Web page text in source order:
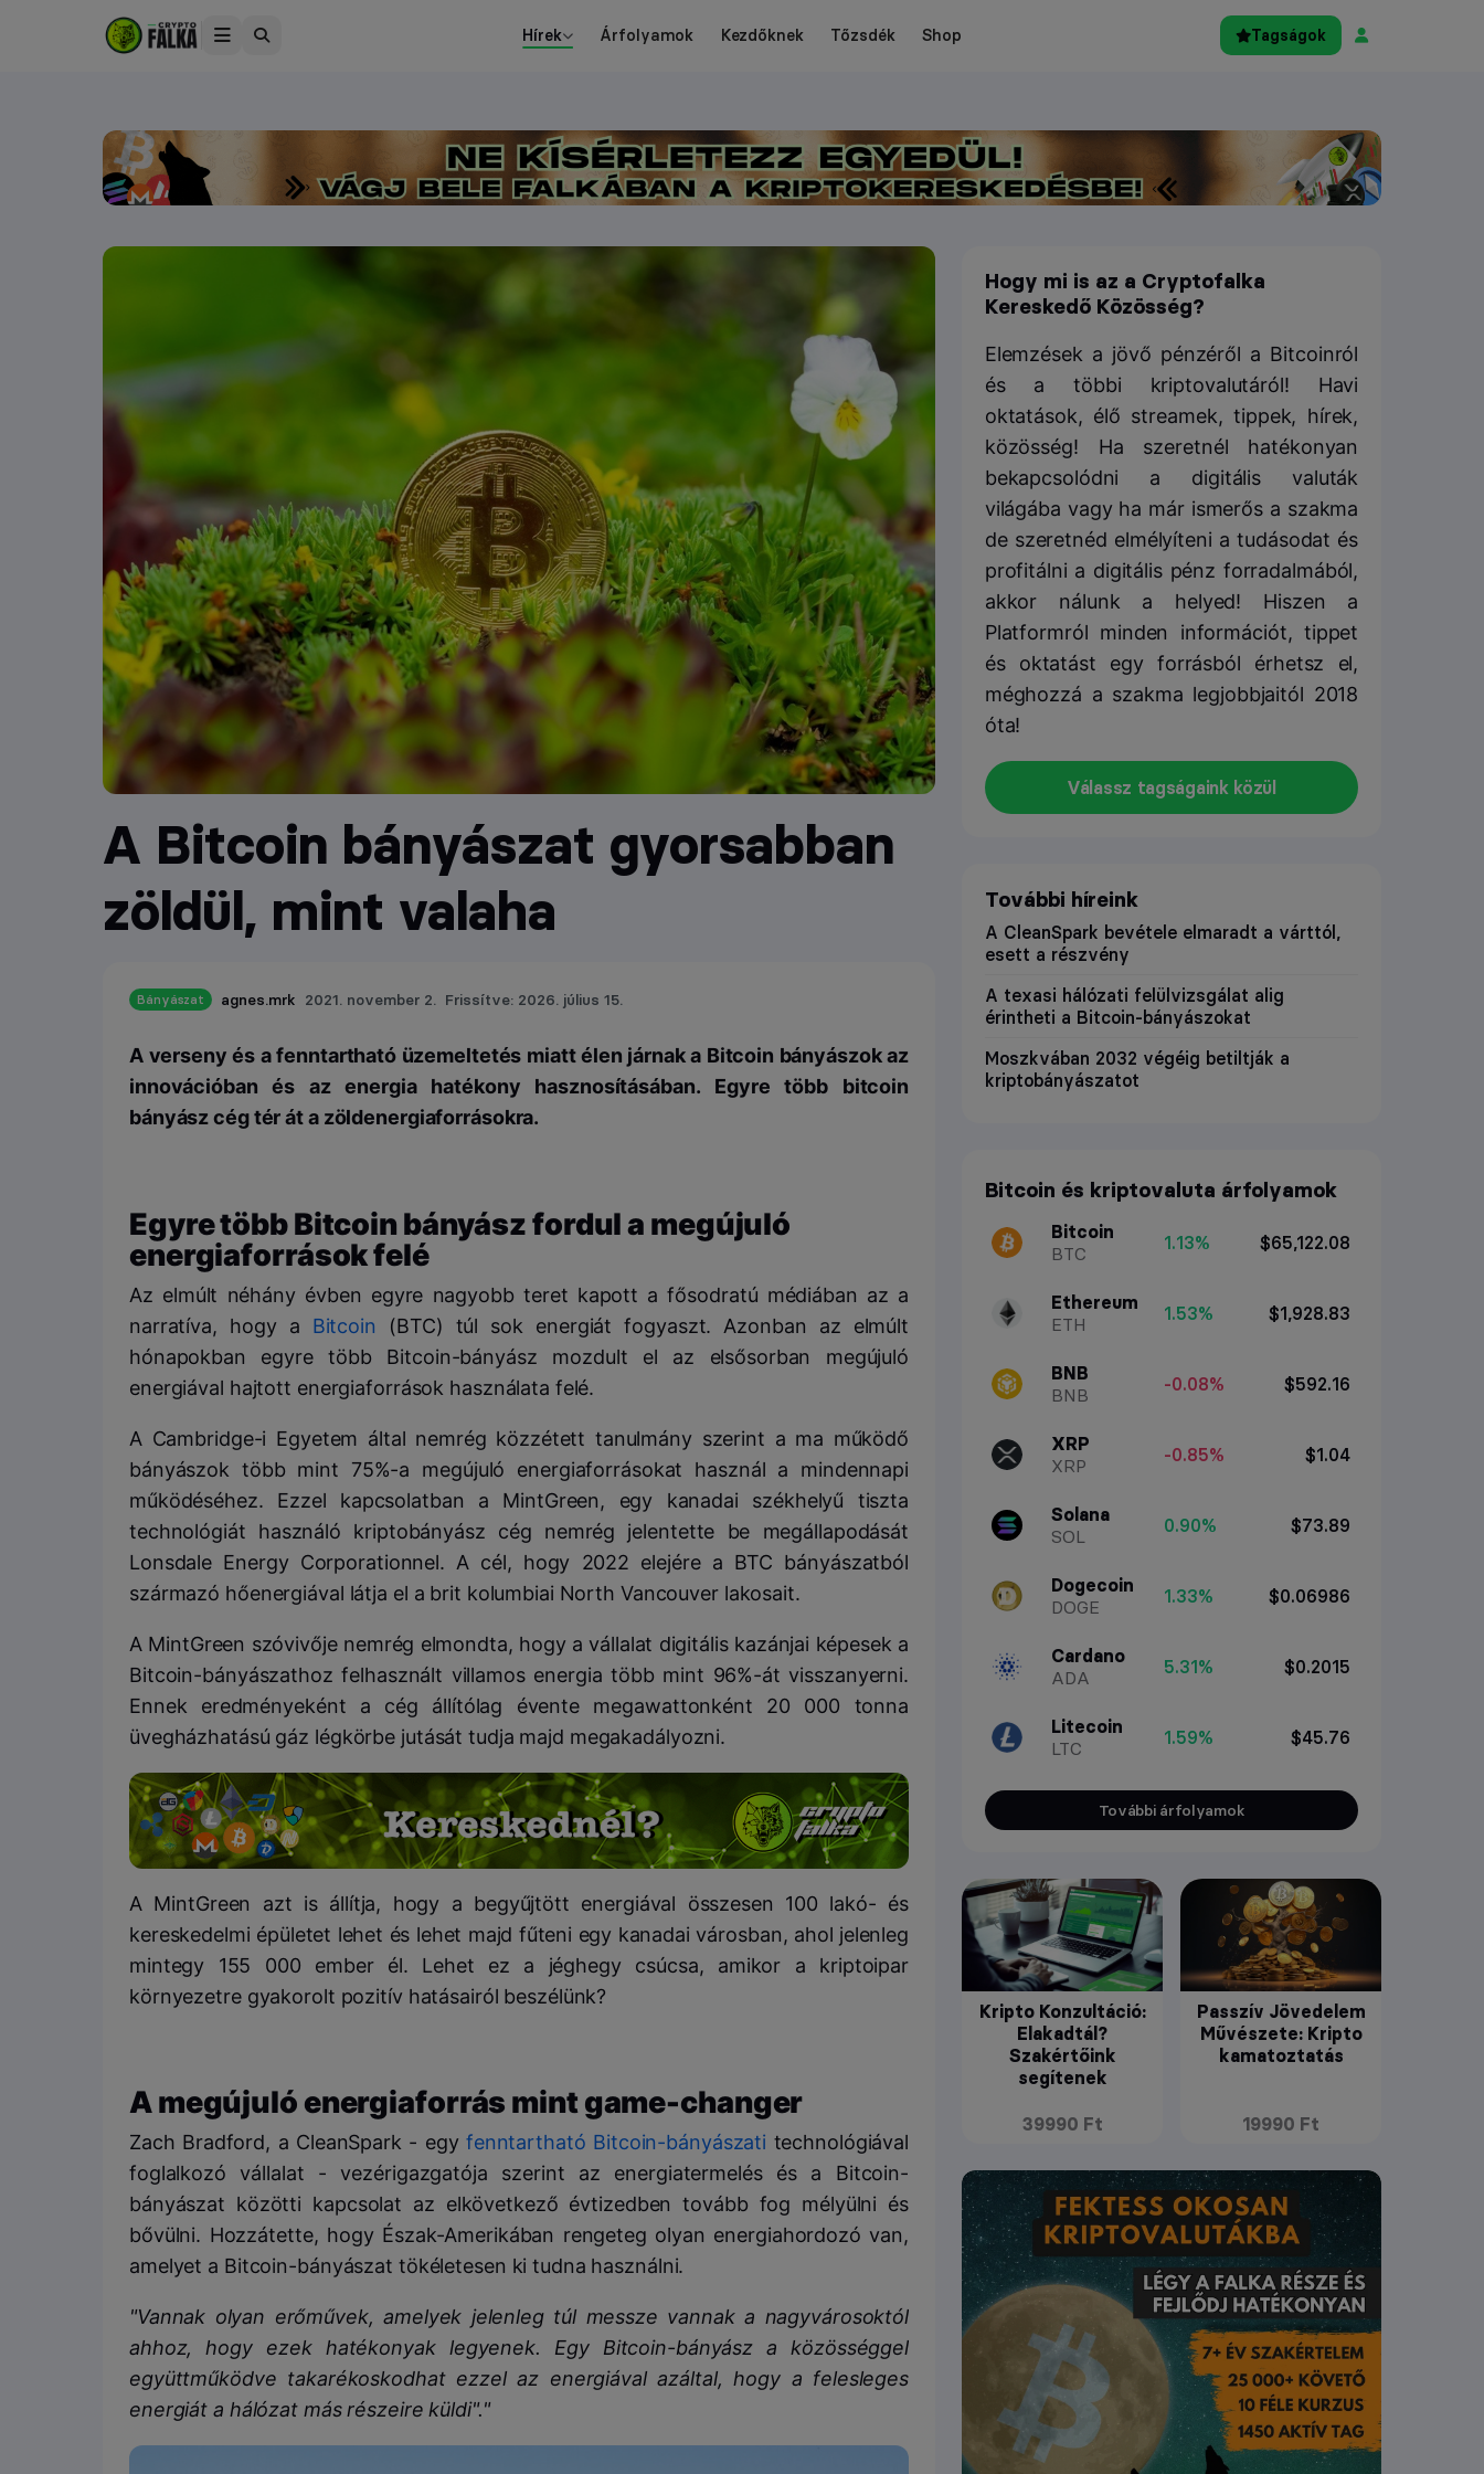
Hírek Árfolyamok Kezdőknek Tőzsdék Shop Tagságok
A Bitcoin bányászat gyorsabban
zöldül, mint valaha
Bányászat agnes.mrk 2021. november 2. Frissítve: 2026. július 15.
A verseny és a fenntartható üzemeltetés miatt élen járnak a Bitcoin bányászok az
innovációban és az energia hatékony hasznosításában. Egyre több bitcoin
bányász cég tér át a zöldenergiaforrásokra.
Egyre több Bitcoin bányász fordul a megújuló
energiaforrások felé
Az elmúlt néhány évben egyre nagyobb teret kapott a fősodratú médiában az a
narratíva, hogy a Bitcoin (BTC) túl sok energiát fogyaszt. Azonban az elmúlt
hónapokban egyre több Bitcoin-bányász mozdult el az elsősorban megújuló
energiával hajtott energiaforrások használata felé.
A Cambridge-i Egyetem által nemrég közzétett tanulmány szerint a ma működő
bányászok több mint 75%-a megújuló energiaforrásokat használ a mindennapi
működéséhez. Ezzel kapcsolatban a MintGreen, egy kanadai székhelyű tiszta
technológiát használó kriptobányász cég nemrég jelentette be megállapodását
Lonsdale Energy Corporationnel. A cél, hogy 2022 elejére a BTC bányászatból
származó hőenergiával látja el a brit kolumbiai North Vancouver lakosait.
A MintGreen szóvivője nemrég elmondta, hogy a vállalat digitális kazánjai képesek a
Bitcoin-bányászathoz felhasznált villamos energia több mint 96%-át visszanyerni.
Ennek eredményeként a cég állítólag évente megawattonként 20 000 tonna
üvegházhatású gáz légkörbe jutását tudja majd megakadályozni.
A MintGreen azt is állítja, hogy a begyűjtött energiával összesen 100 lakó- és
kereskedelmi épületet lehet és lehet majd fűteni egy kanadai városban, ahol jelenleg
mintegy 155 000 ember él. Lehet ez a jéghegy csúcsa, amikor a kriptoipar
környezetre gyakorolt pozitív hatásairól beszélünk?
A megújuló energiaforrás mint game-changer
Zach Bradford, a CleanSpark - egy fenntartható Bitcoin-bányászati technológiával
foglalkozó vállalat - vezérigazgatója szerint az energiatermelés és a Bitcoin-
bányászat közötti kapcsolat az elkövetkező évtizedben tovább fog mélyülni és
bővülni. Hozzátette, hogy Észak-Amerikában rengeteg olyan energiahordozó van,
amelyet a Bitcoin-bányászat tökéletesen ki tudna használni.
"Vannak olyan erőművek, amelyek jelenleg túl messze vannak a nagyvárosoktól
ahhoz, hogy ezek hatékonyak legyenek. Egy Bitcoin-bányász a közösséggel
együttműködve takarékoskodhat ezzel az energiával azáltal, hogy a felesleges
energiát a hálózat más részeire küldi"."
Hogy mi is az a Cryptofalka
Kereskedő Közösség?
Elemzések a jövő pénzéről a Bitcoinról
és a többi kriptovalutáról! Havi
oktatások, élő streamek, tippek, hírek,
közösség! Ha szeretnél hatékonyan
bekapcsolódni a digitális valuták
világába vagy ha már ismerős a szakma
de szeretnéd elmélyíteni a tudásodat és
profitálni a digitális pénz forradalmából,
akkor nálunk a helyed! Hiszen a
Platformról minden információt, tippet
és oktatást egy forrásból érhetsz el,
méghozzá a szakma legjobbjaitól 2018
óta!
Válassz tagságaink közül
További híreink
A CleanSpark bevétele elmaradt a várttól,
esett a részvény
A texasi hálózati felülvizsgálat alig
érintheti a Bitcoin-bányászokat
Moszkvában 2032 végéig betiltják a
kriptobányászatot
Bitcoin és kriptovaluta árfolyamok
Bitcoin
BTC
1.13% $65,122.08
Ethereum
ETH
1.53% $1,928.83
BNB
BNB
-0.08% $592.16
XRP
XRP
-0.85% $1.04
Solana
SOL
0.90% $73.89
Dogecoin
DOGE
1.33% $0.06986
Cardano
ADA
5.31% $0.2015
Litecoin
LTC
1.59% $45.76
További árfolyamok
Kripto Konzultáció:
Elakadtál?
Szakértőink
segítenek
39990 Ft
Passzív Jövedelem
Művészete: Kripto
kamatoztatás
19990 Ft